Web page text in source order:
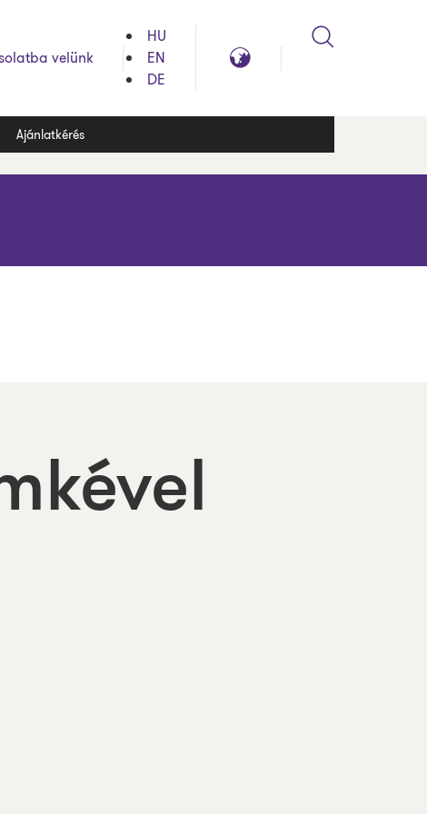
velünk
HU
EN
DE
Global
Ajánlatkérés